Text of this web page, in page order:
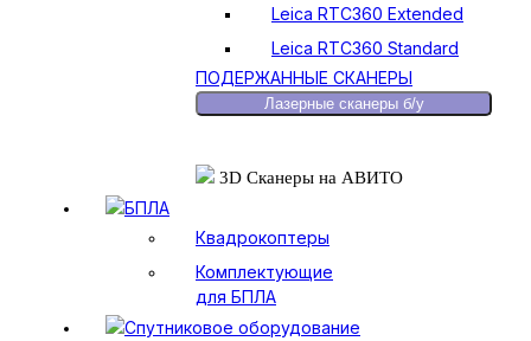
Leica RTC360 Extended
Leica RTC360 Standard
ПОДЕРЖАННЫЕ СКАНЕРЫ
Лазерные сканеры б/у
3D Сканеры на АВИТО
БПЛА
Квадрокоптеры
Комплектующие
для БПЛА
Спутниковое оборудование